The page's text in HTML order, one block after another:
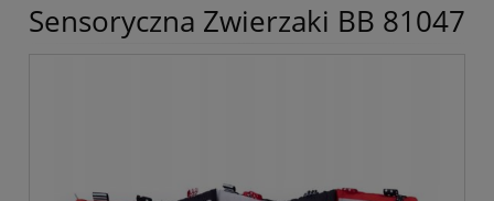
Sensoryczna Zwierzaki BB 81047